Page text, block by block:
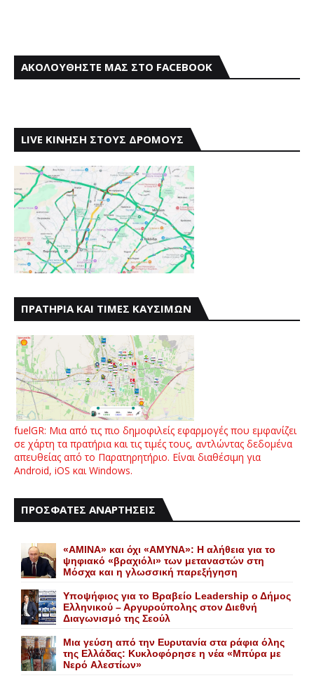
ΑΚΟΛΟΥΘΗΣΤΕ ΜΑΣ ΣΤΟ FACEBOOK
LIVE ΚΙΝΗΣΗ ΣΤΟΥΣ ΔΡΟΜΟΥΣ
ΠΡΑΤΗΡΙΑ ΚΑΙ ΤΙΜΕΣ ΚΑΥΣΙΜΩΝ
fuelGR: Μια από τις πιο δημοφιλείς εφαρμογές που εμφανίζει
σε χάρτη τα πρατήρια και τις τιμές τους, αντλώντας δεδομένα
απευθείας από το Παρατηρητήριο. Είναι διαθέσιμη για
Android, iOS και Windows.
ΠΡΟΣΦΑΤΕΣ ΑΝΑΡΤΗΣΕΙΣ
«AMINA» και όχι «ΑΜΥΝΑ»: Η αλήθεια για το
ψηφιακό «βραχιόλι» των μεταναστών στη
Μόσχα και η γλωσσική παρεξήγηση
Yποψήφιος για το Bραβείο Leadership ο Δήμος
Ελληνικού – Αργυρούπολης στον Διεθνή
Διαγωνισμό της Σεούλ
Mια γεύση από την Eυρυτανία στα ράφια όλης
της Ελλάδας: Κυκλοφόρησε η νέα «Μπύρα με
Nερό Aλεστίων»